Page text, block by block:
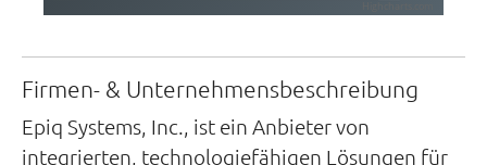
Firmen- & Unternehmensbeschreibung
Epiq Systems, Inc., ist ein Anbieter von
integrierten, technologiefähigen Lösungen für